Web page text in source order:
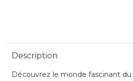
Description
Découvrez le monde fascinant du